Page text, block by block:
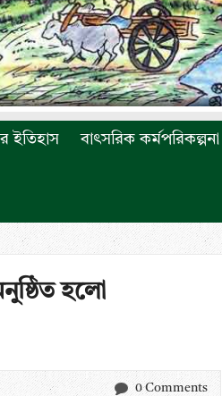
ইতিহাস বাৎসরিক কর্মপরিকল্পনা
হলো
0 Comments